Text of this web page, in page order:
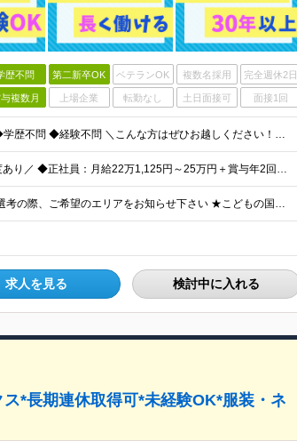
歴不問 第二新卒OK ベテランOK 複数名採用 完全週休2日
複数月 上場企業 転勤なし 土日面接可 面接1回
＜未経験OK！事務デビュー歓迎★＞ ◆学歴不問 ◆経験不問 ＼こんな方はぜひお越しください！／ ◎事業成長を続ける会社で安定を手にしたい ◎無理なく働ける仕事がしたい ◎事務デビューがしたい
＼賞与年2回あり！皆勤手当などの制度あり／ ◆正社員：月給22万1,125円～25万円＋賞与年2回＋皆勤手当や店舗達成報奨金など各種手当 ※経験・スキルを考慮の上、当社規定により決定します。 ※みなし
★神奈川募集！ ★マイカー通勤OK ※選考の際、ご希望のエリアをお知らせ下さい ★こどもの国店 神奈川県横浜市青葉区奈良2-36-1エクセレント岩崎1F ★藤沢店 神奈川県藤沢市石川6-4-1
求人を見る 検討中に入れる
*長期連休取得可*未経験OK*服装・ネ